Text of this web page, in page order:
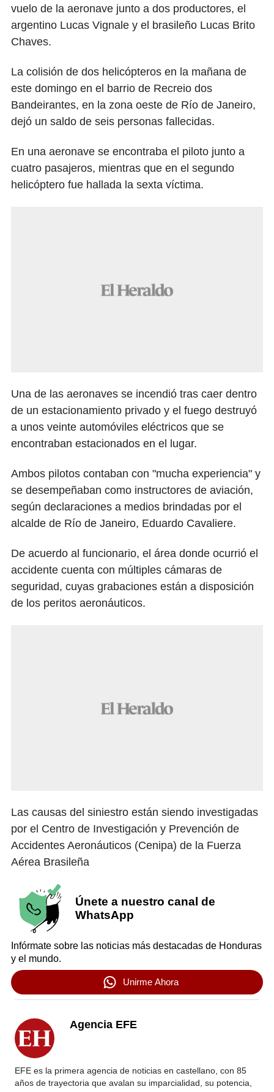
vuelo de la aeronave junto a dos productores, el
argentino Lucas Vignale y el brasileño Lucas Brito
Chaves.
La colisión de dos helicópteros en la mañana de
este domingo en el barrio de Recreio dos
Bandeirantes, en la zona oeste de Río de Janeiro,
dejó un saldo de seis personas fallecidas.
En una aeronave se encontraba el piloto junto a
cuatro pasajeros, mientras que en el segundo
helicóptero fue hallada la sexta víctima.
Una de las aeronaves se incendió tras caer dentro
de un estacionamiento privado y el fuego destruyó
a unos veinte automóviles eléctricos que se
encontraban estacionados en el lugar.
Ambos pilotos contaban con "mucha experiencia" y
se desempeñaban como instructores de aviación,
según declaraciones a medios brindadas por el
alcalde de Río de Janeiro, Eduardo Cavaliere.
De acuerdo al funcionario, el área donde ocurrió el
accidente cuenta con múltiples cámaras de
seguridad, cuyas grabaciones están a disposición
de los peritos aeronáuticos.
Las causas del siniestro están siendo investigadas
por el Centro de Investigación y Prevención de
Accidentes Aeronáuticos (Cenipa) de la Fuerza
Aérea Brasileña
Únete a nuestro canal de
WhatsApp
Infórmate sobre las noticias más destacadas de Honduras
y el mundo.
Unirme Ahora
Agencia EFE
EFE es la primera agencia de noticias en castellano, con 85
años de trayectoria que avalan su imparcialidad, su potencia,